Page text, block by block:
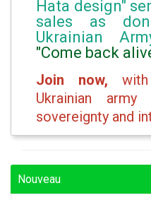
Hata design"
sales as
Ukrainian
"Come back
Join now,
Ukrainian
sovereignty and
Nouveau